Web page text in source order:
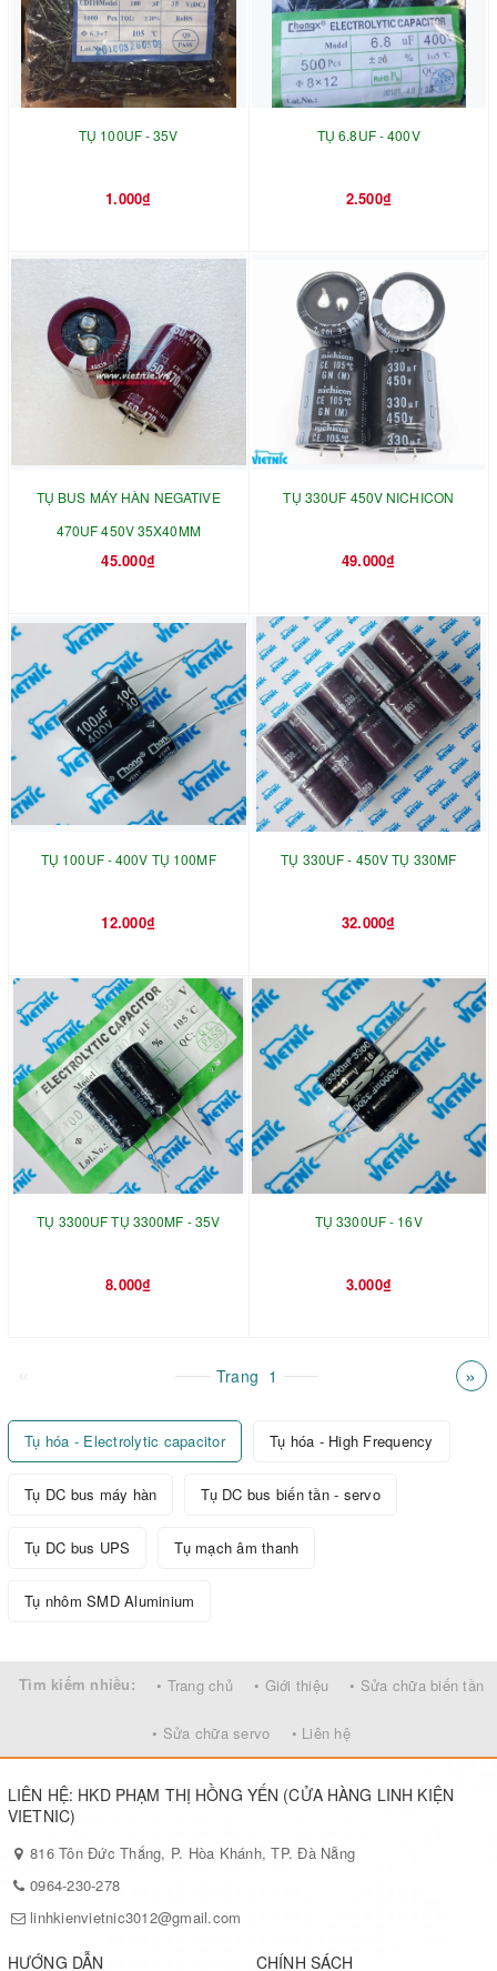
TỤ 100UF - 35V
1.000₫
TỤ 6.8UF - 400V
2.500₫
TỤ BUS MÁY HÀN NEGATIVE
470UF 450V 35X40MM
45.000₫
TỤ 330UF 450V NICHICON
49.000₫
TỤ 100UF - 400V TỤ 100MF
12.000₫
TỤ 330UF - 450V TỤ 330MF
32.000₫
TỤ 3300UF TỤ 3300MF - 35V
8.000₫
TỤ 3300UF - 16V
3.000₫
« Trang 1 »
Tụ hóa - Electrolytic capacitor Tụ hóa - High Frequency
Tụ DC bus máy hàn Tụ DC bus biến tần - servo
Tụ DC bus UPS Tụ mạch âm thanh
Tụ nhôm SMD Aluminium
Tìm kiếm nhiều: • Trang chủ • Giới thiệu • Sửa chữa biến tần
• Sửa chữa servo • Liên hệ
LIÊN HỆ: HKD PHẠM THỊ HỒNG YẾN (CỬA HÀNG LINH KIỆN
VIETNIC)
816 Tôn Đức Thắng, P. Hòa Khánh, TP. Đà Nẵng
0964-230-278
linhkienvietnic3012@gmail.com
HƯỚNG DẪN CHÍNH SÁCH